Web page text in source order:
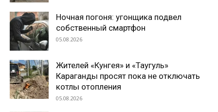
Ночная погоня: угонщика подвел
собственный смартфон
05.08.2026
Жителей «Кунгея» и «Таугуль»
Караганды просят пока не отключать
котлы отопления
05.08.2026